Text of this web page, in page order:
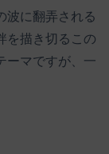
波に翻弄される
を描き切るこの
ーマですが、一